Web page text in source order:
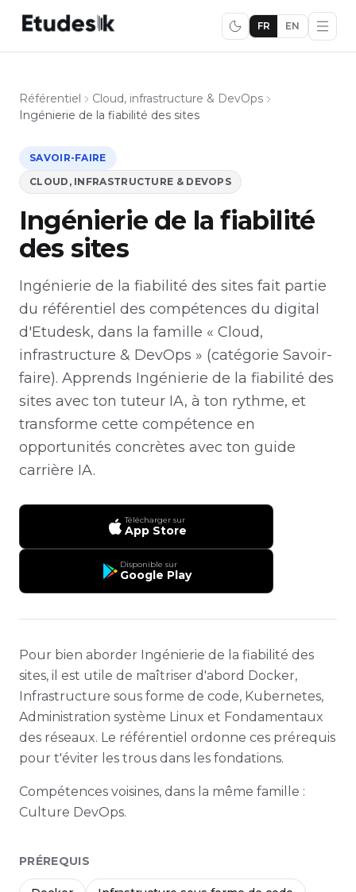
FR EN
Référentiel
Cloud, infrastructure & DevOps
Ingénierie de la fiabilité des sites
SAVOIR-FAIRE
CLOUD, INFRASTRUCTURE & DEVOPS
Ingénierie de la fiabilité
des sites
Ingénierie de la fiabilité des sites fait partie
du référentiel des compétences du digital
d'Etudesk, dans la famille « Cloud,
infrastructure & DevOps » (catégorie Savoir-
faire). Apprends Ingénierie de la fiabilité des
sites avec ton tuteur IA, à ton rythme, et
transforme cette compétence en
opportunités concrètes avec ton guide
carrière IA.
Télécharger sur
App Store
Disponible sur
Google Play
Pour bien aborder Ingénierie de la fiabilité des
sites, il est utile de maîtriser d'abord Docker,
Infrastructure sous forme de code, Kubernetes,
Administration système Linux et Fondamentaux
des réseaux. Le référentiel ordonne ces prérequis
pour t'éviter les trous dans les fondations.
Compétences voisines, dans la même famille :
Culture DevOps.
PRÉREQUIS